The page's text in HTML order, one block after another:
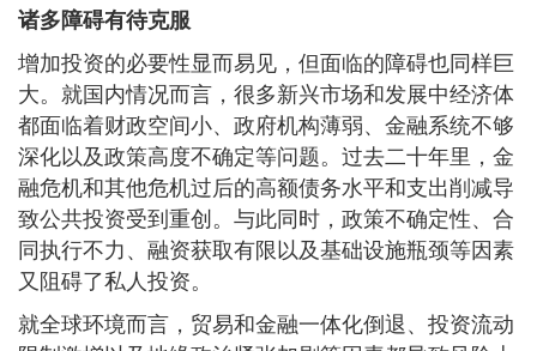
诸多障碍有待克服
增加投资的必要性显而易见，但面临的障碍也同样巨
大。就国内情况而言，很多新兴市场和发展中经济体
都面临着财政空间小、政府机构薄弱、金融系统不够
深化以及政策高度不确定等问题。过去二十年里，金
融危机和其他危机过后的高额债务水平和支出削减导
致公共投资受到重创。与此同时，政策不确定性、合
同执行不力、融资获取有限以及基础设施瓶颈等因素
又阻碍了私人投资。
就全球环境而言，贸易和金融一体化倒退、投资流动